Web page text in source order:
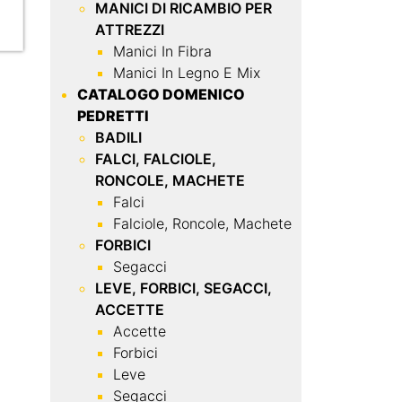
MANICI DI RICAMBIO PER
ATTREZZI
Manici In Fibra
Manici In Legno E Mix
CATALOGO DOMENICO
PEDRETTI
BADILI
FALCI, FALCIOLE,
RONCOLE, MACHETE
Falci
Falciole, Roncole, Machete
FORBICI
Segacci
LEVE, FORBICI, SEGACCI,
ACCETTE
Accette
Forbici
Leve
Segacci